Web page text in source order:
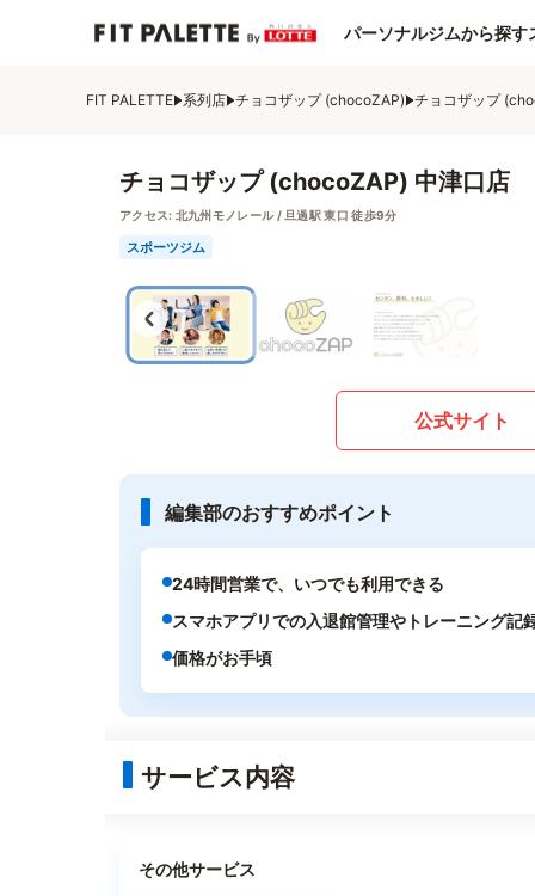
パーソナルジムから探す
FIT PALETTE 系列店 チョコザップ (chocoZAP) チョコザップ
チョコザップ (chocoZAP) 中津口店
アクセス: 北九州モノレール / 旦過駅 東口 徒歩9分
スポーツジム
公式サイト
編集部のおすすめポイント
24時間営業で、いつでも利用できる
スマホアプリでの入退館管理やトレーニング記
価格がお手頃
サービス内容
その他サービス